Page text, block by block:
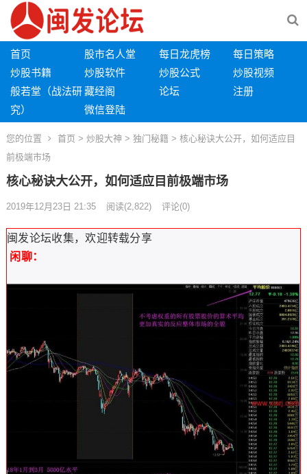
首页 股市名人堂 每日龙虎榜
每日策略
炒股书籍
炒股软件 炒股公式
炒股视频
般若堂（战法研
究）
藏经阁 论坛
注册
微信登陆
您的位置 首页 > 炒股大神 > 独门秘籍 > 核心秘诀大公开，如何适应目
前极端市场
核心秘诀大公开，如何适应目前极端市场
2019年12月23日 21:35 阅读(2,822) 评论(0)
闽发论坛收集，欢迎转载分享
闲聊：